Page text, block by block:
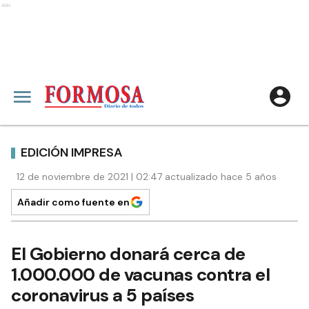
Ads
EDICIÓN IMPRESA
12 de noviembre de 2021 | 02:47 actualizado hace 5 años
Añadir como fuente en
El Gobierno donará cerca de
1.000.000 de vacunas contra el
coronavirus a 5 países